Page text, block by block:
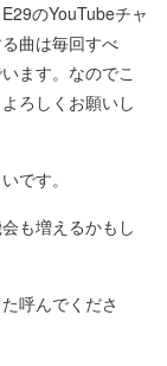
のYouTubeチャ
曲は毎回すべ
ます。なのでこ
ろしくお願いし
です。
も増えるかもし
呼んでくださ